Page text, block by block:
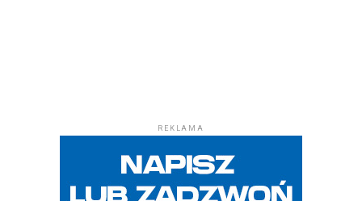
REKLAMA